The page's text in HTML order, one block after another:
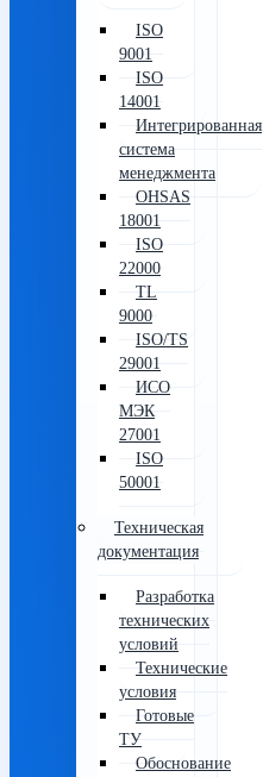
ISO
9001
ISO
14001
Интегрированная
система
менеджмента
OHSAS
18001
ISO
22000
TL
9000
ISO/TS
29001
ИСО
МЭК
27001
ISO
50001
Техническая
документация
Разработка
технических
условий
Технические
условия
Готовые
ТУ
Обоснование